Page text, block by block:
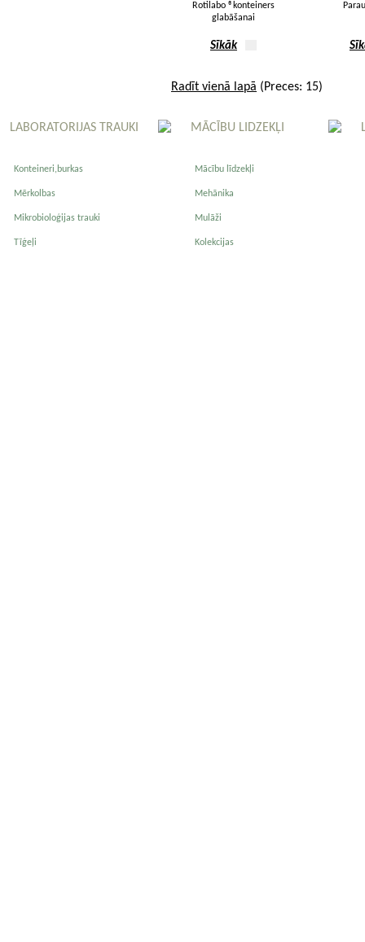
Rotilabo ®konteiners
glabāšanai
Sīkāk
Radīt vienā lapā (Preces: 15)
LABORATORIJAS TRAUKI
Konteineri,burkas
Mērkolbas
Mikrobioloģijas trauki
Tīģeļi
MĀCĪBU LIDZEKĻI
Mācību līdzekļi
Mehānika
Mulāži
Kolekcijas